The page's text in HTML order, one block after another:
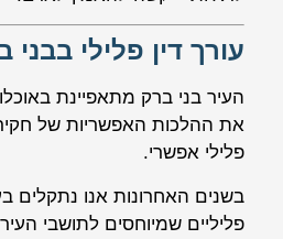
עורך דין פלילי
העיר בני ברק מתאפיינת
את ההלכות האפשריות של
פלילי אפשרי.
בשנים האחרונות אנו נתקלים
פליליים שמיוחסים לתושבי